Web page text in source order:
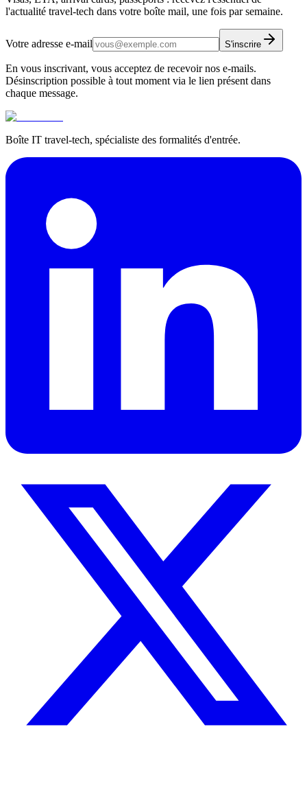
l'actualité travel-tech dans votre boîte mail, une fois par semaine.
Votre adresse e-mail S'inscrire
En vous inscrivant, vous acceptez de recevoir nos e-mails.
Désinscription possible à tout moment via le lien présent dans
chaque message.
Boîte IT travel-tech, spécialiste des formalités d'entrée.